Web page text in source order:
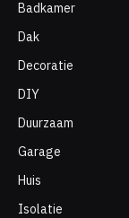
Badkamer
Dak
Decoratie
DIY
Duurzaam
Garage
Huis
Isolatie